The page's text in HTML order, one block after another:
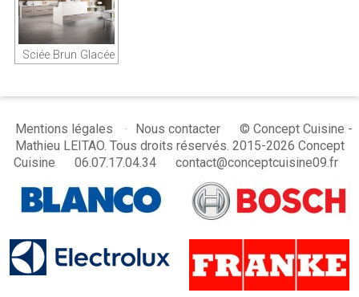
Sciée Brun Glacée
Mentions légales Nous contacter
© Concept Cuisine -
Mathieu LEITAO. Tous droits réservés. 2015-2026 Concept
Cuisine
06.07.17.04.34 contact@conceptcuisine09.fr